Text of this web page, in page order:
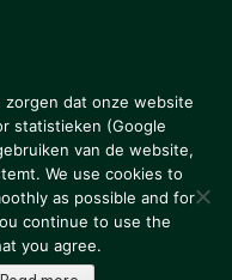
Disclaimer
zorgen dat onze website
statistieken (Google
van de website,
We use cookies to
as possible and for
continue to use the
you agree.